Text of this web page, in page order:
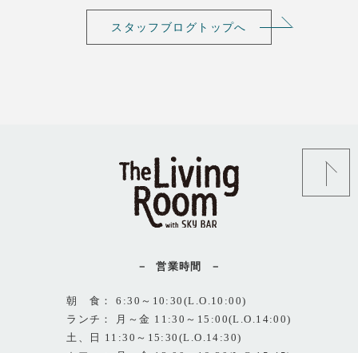
スタッフブログトップへ
営業時間
朝 食： 6:30～10:30(L.O.10:00)
ランチ： 月～金 11:30～15:00(L.O.14:00)
土、日 11:30～15:30(L.O.14:30)